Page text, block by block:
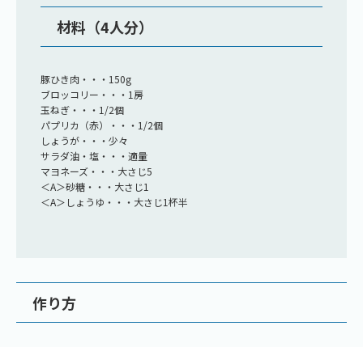
材料（4人分）
豚ひき肉・・・150g
ブロッコリー・・・1房
玉ねぎ・・・1/2個
パプリカ（赤）・・・1/2個
しょうが・・・少々
サラダ油・塩・・・適量
マヨネーズ・・・大さじ5
＜A＞砂糖・・・大さじ1
＜A＞しょうゆ・・・大さじ1杯半
作り方